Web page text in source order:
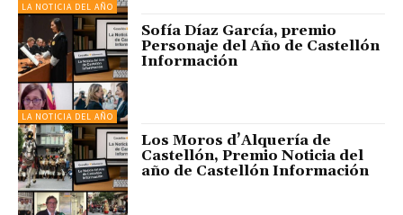
LA NOTICIA DEL AÑO
LA NOTICIA DEL AÑO
Sofía Díaz García, premio
Personaje del Año de Castellón
Información
Los Moros d’Alquería de
Castellón, Premio Noticia del
año de Castellón Información